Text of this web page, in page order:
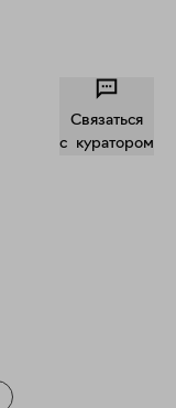
Связаться
c куратором